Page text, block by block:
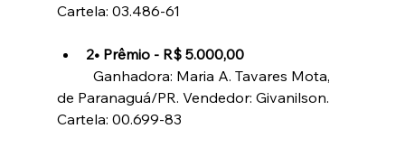
Cartela: 03.486-61
2• Prêmio - R$ 5.000,00
de Paranaguá/PR. Vendedor: Givanilson.
Cartela: 00.699-83